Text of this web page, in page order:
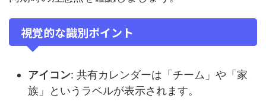
視覚的な識別ポイント
アイコン: 共有カレンダーは「チーム」や「家
族」というラベルが表示されます。